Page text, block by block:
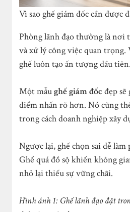
Vì sao ghế giám đốc cần được
Phòng lãnh đạo thường là nơi
và xử lý công việc quan trọng.
ghế luôn tạo ấn tượng đầu tiên.
Một mẫughế giám đốc đẹp sẽ
điểm nhấn rõ hơn. Nó cũng
trong cách doanh nghiệp xây
Ngược lại, ghế chọn sai dễ
Ghế quá đồ sộ khiến không
nhỏ lại thiếu sự vững chãi.
Hình ảnh 1: Ghế lãnh đạo đặt